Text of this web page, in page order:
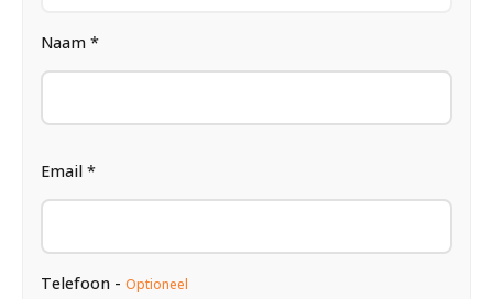
Naam *
Email *
Telefoon - Optioneel